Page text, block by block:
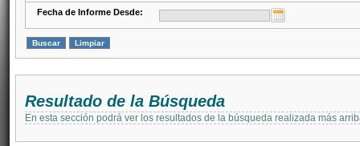
Fecha de Informe Desde:
Resultado de la Búsqueda
En esta sección podrá ver los resultados de la búsqueda realizada más